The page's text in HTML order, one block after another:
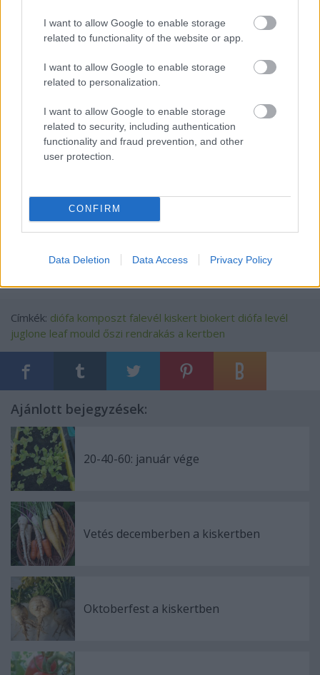
I want to allow Google to enable storage
related to functionality of the website or app.
I want to allow Google to enable storage
related to personalization.
I want to allow Google to enable storage
related to security, including authentication
functionality and fraud prevention, and other
user protection.
CONFIRM
Data Deletion Data Access Privacy Policy
Ha van diófánk, annak a levelét külön kezeljük. A
diófa levele is hasznosítható, de némi körültekintést
növénynek (gátolja az anyagcseréjüket és így azok
nem fejlődnek rendesen). A normál diófa (Juglans
nálunk leginkább dísznek használt fekete dió
(Juglans Nigra) levelében nagyon sok. Ezért a diófa
leveleiből külön halomban készítsünk ilyen anyagot
és azt vagy a diófa alá ássuk vissza, vagy olyan
hagymát illetve fehérrépát akarunk termeszteni,
ezek a növények ugyanis toleránsak erre az anyagra.
Címkék: diófa komposzt falevél kiskert biokert diófa levél
juglone leaf mould őszi rendrakás a kertben
Ajánlott bejegyzések:
20-40-60: január vége
Vetés decemberben a kiskertben
Oktoberfest a kiskertben